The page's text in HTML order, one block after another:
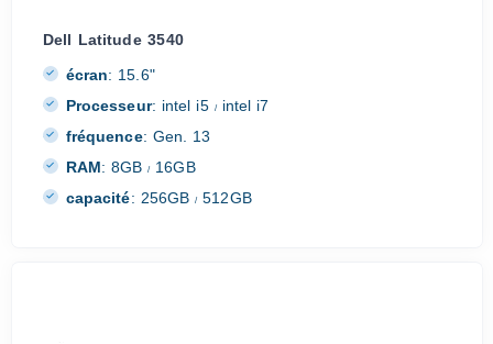
Dell Latitude 3540
écran: 15.6"
Processeur: intel i5 /intel i7
fréquence: Gen. 13
RAM: 8GB/ 16GB
capacité: 256GB/ 512GB